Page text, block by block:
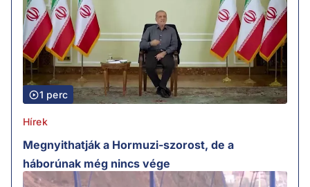
1 perc
Hírek
Megnyithatják a Hormuzi-szorost, de a
háborúnak még nincs vége